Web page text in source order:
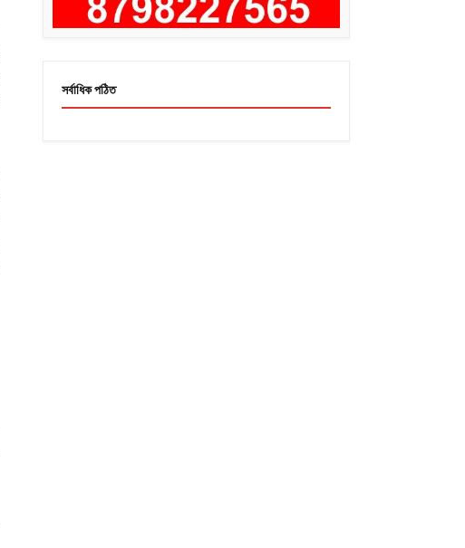
সর্বাধিক পঠিত